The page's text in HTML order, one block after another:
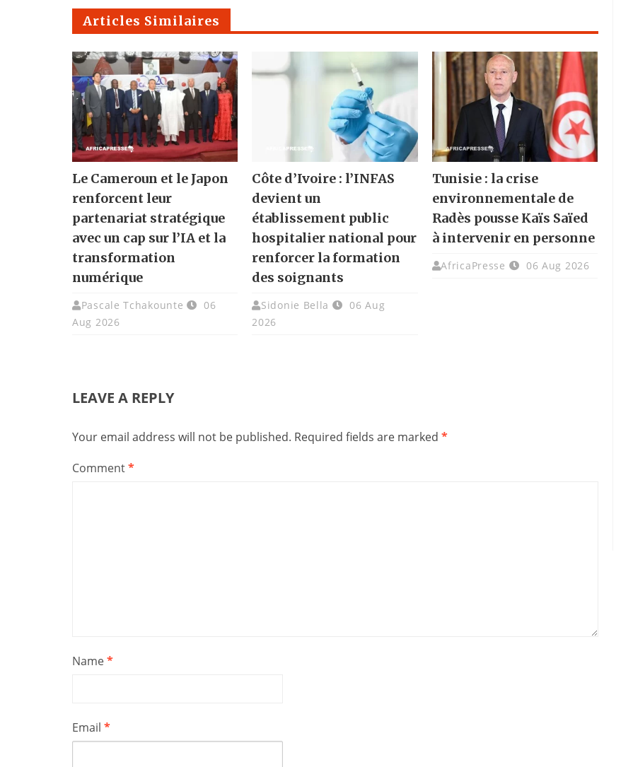
Articles Similaires
Le Cameroun et le Japon
renforcent leur
partenariat stratégique
avec un cap sur l’IA et la
transformation
numérique
Pascale Tchakounte
06
Aug 2026
Côte d’Ivoire : l’INFAS
devient un
établissement public
hospitalier national pour
renforcer la formation
des soignants
Sidonie Bella
06 Aug
2026
Tunisie : la crise
environnementale de
Radès pousse Kaïs Saïed
à intervenir en personne
AfricaPresse 06 Aug 2026
LEAVE A REPLY
Your email address will not be published. Required fields are marked *
Comment*
Name*
Email *